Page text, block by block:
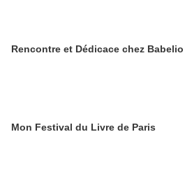
Rencontre et Dédicace chez Babelio
Mon Festival du Livre de Paris